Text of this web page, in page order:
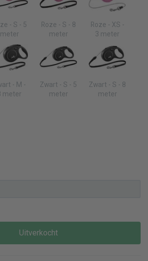
- S - 5
meter
Roze - S - 8
meter
Roze - XS -
3 meter
- M -
meter
Zwart - S - 5
meter
Zwart - S - 8
meter
Uitverkocht